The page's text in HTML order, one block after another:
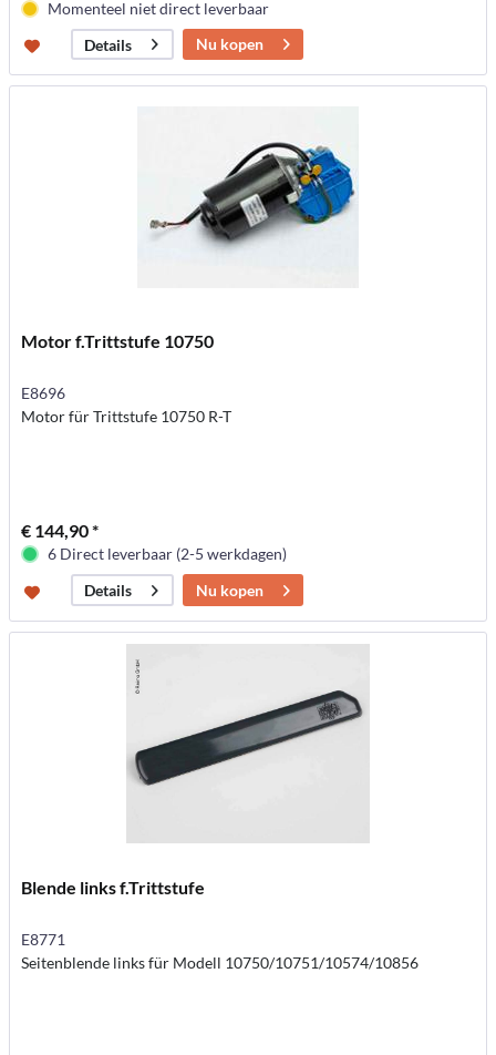
Momenteel niet direct leverbaar
Details
Nu kopen
Motor f.Trittstufe 10750
E8696
Motor für Trittstufe 10750 R-T
€ 144,90 *
6 Direct leverbaar (2-5 werkdagen)
Details
Nu kopen
Blende links f.Trittstufe
E8771
Seitenblende links für Modell 10750/10751/10574/10856